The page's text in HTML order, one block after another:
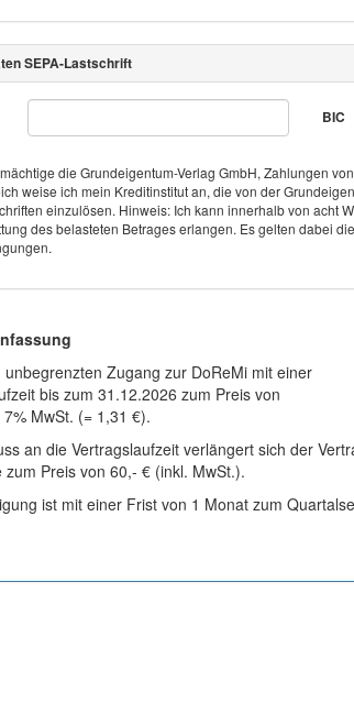
SEPA-Lastschrift
BIC
die Grundeigentum-Verlag GmbH, Zahlungen
weise ich mein Kreditinstitut an, die von der
einzulösen. Hinweis: Ich kann innerhalb von acht
des belasteten Betrages erlangen. Es gelten dabei
unbegrenzten Zugang zur DoReMi mit einer
bis zum 31.12.2026 zum Preis von
7% MwSt. (= 1,31 €).
an die Vertragslaufzeit verlängert sich der
zum Preis von 60,- € (inkl. MwSt.).
ist mit einer Frist von 1 Monat zum